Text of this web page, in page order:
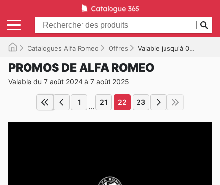
Catalogues Alfa Romeo Offres Valable jusqu'à 07/08/2025
PROMOS DE ALFA ROMEO
Valable du 7 août 2024 à 7 août 2025
1 ... 21 22 23